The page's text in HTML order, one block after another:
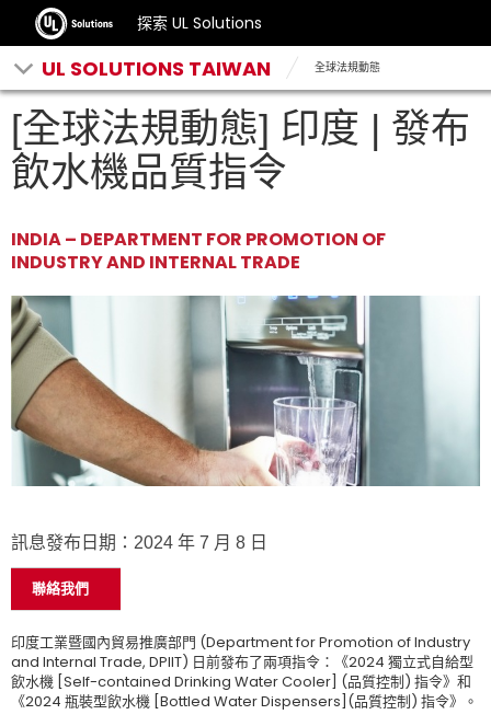
探索 UL Solutions
UL SOLUTIONS TAIWAN 全球法規動態
[全球法規動態] 印度 | 發布
飲水機品質指令
INDIA – DEPARTMENT FOR PROMOTION OF
INDUSTRY AND INTERNAL TRADE
訊息發布日期：2024 年 7 月 8 日
聯絡我們
印度工業暨國內貿易推廣部門 (Department for Promotion of Industry
and Internal Trade, DPIIT) 日前發布了兩項指令：《2024 獨立式自給型
飲水機 [Self-contained Drinking Water Cooler] (品質控制) 指令》和
《2024 瓶裝型飲水機 [Bottled Water Dispensers](品質控制) 指令》。